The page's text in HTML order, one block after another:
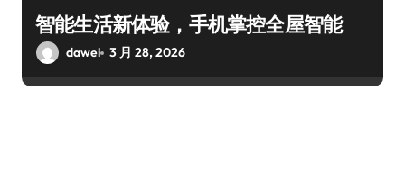
智能生活新体验，手机掌控全屋智能
dawei 3 月 28, 2026